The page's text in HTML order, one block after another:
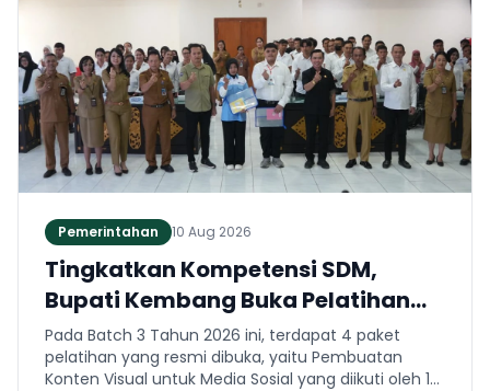
Pemerintahan 10 Aug 2026
Tingkatkan Kompetensi SDM,
Bupati Kembang Buka Pelatihan
Vokasi Nasional Batch 3
Pada Batch 3 Tahun 2026 ini, terdapat 4 paket
pelatihan yang resmi dibuka, yaitu Pembuatan
Konten Visual untuk Media Sosial yang diikuti oleh 14